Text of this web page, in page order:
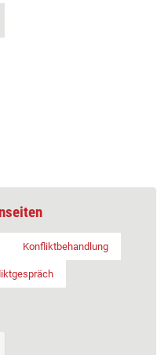
Konfliktbehandlung